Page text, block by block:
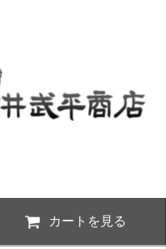
カートを見る